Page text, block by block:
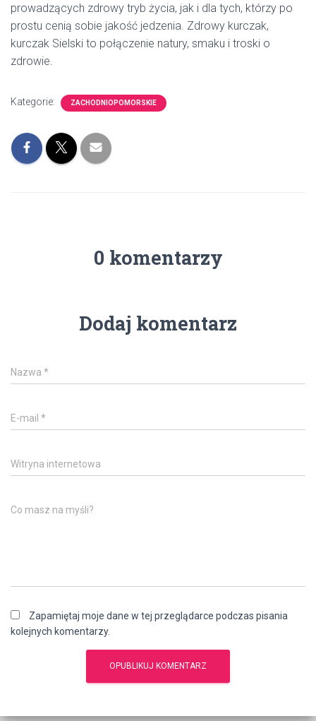
prowadzących zdrowy tryb życia, jak i dla tych, którzy po
prostu cenią sobie jakość jedzenia. Zdrowy kurczak,
kurczak Sielski to połączenie natury, smaku i troski o
zdrowie.
Kategorie: ZACHODNIOPOMORSKIE
0 komentarzy
Dodaj komentarz
Nazwa *
E-mail *
Witryna internetowa
Co masz na myśli?
Zapamiętaj moje dane w tej przeglądarce podczas pisania
kolejnych komentarzy.